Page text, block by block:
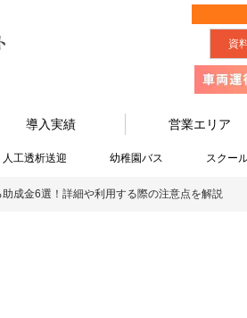
資
導入実績 営業エリア
人工透析送迎 幼稚園バス スクー
成金6選！詳細や利用する際の注意点を解説